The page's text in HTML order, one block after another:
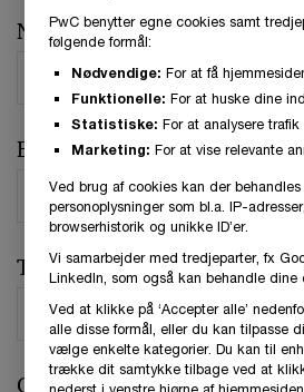
Navn*
E-mail*
Telefonnummer
Organisation / Virksomhed
PwC benytter egne cookies samt
følgende formål:
Nødvendige: For at få
Funktionelle: For at huske dine
Statistiske: For at analysere
Marketing: For at vise relevante
Ved brug af cookies kan der
personoplysninger som bl.a. IP-
browserhistorik og unikke ID’er.
Vi samarbejder med tredjeparter, fx
LinkedIn, som også kan behandle dine
Ved at klikke på ‘Accepter alle’
alle disse formål, eller du kan tilpasse
vælge enkelte kategorier. Du kan til
trække dit samtykke tilbage ved at